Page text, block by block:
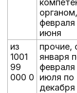
июня
из
1001
99
000 0
прочие,
января
февраля
июля по
декабря